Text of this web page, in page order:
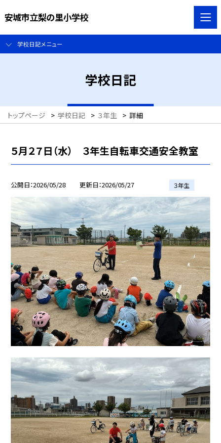
安城市立梨の里小学校
学校日記メニュー
学校日記
トップページ > 学校日記 > ３年生 > 詳細
５月２７日（水） ３年生自転車交通安全教室
公開日 2026/05/28 更新日 2026/05/27 ３年生